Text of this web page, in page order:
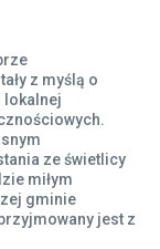
z myślą o
lokalnej
ze świetlicy
miłym
gminie
jest z